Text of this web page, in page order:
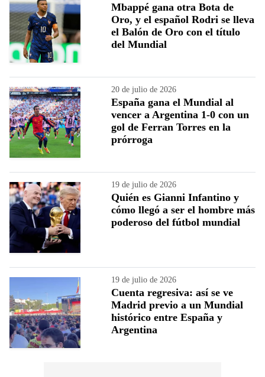
Mbappé gana otra Bota de
Oro, y el español Rodri se lleva
el Balón de Oro con el título
del Mundial
20 de julio de 2026
España gana el Mundial al
vencer a Argentina 1-0 con un
gol de Ferran Torres en la
prórroga
19 de julio de 2026
Quién es Gianni Infantino y
cómo llegó a ser el hombre más
poderoso del fútbol mundial
19 de julio de 2026
Cuenta regresiva: así se ve
Madrid previo a un Mundial
histórico entre España y
Argentina